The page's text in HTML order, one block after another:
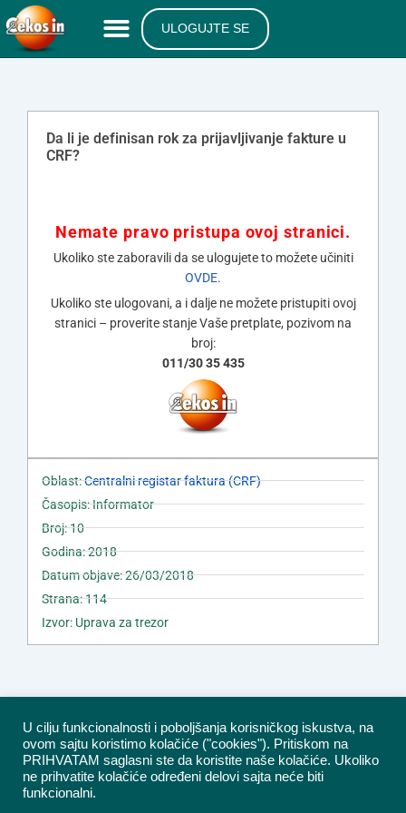
ULOGUJTE SE
Da li je definisan rok za prijavljivanje fakture u
CRF?
Nemate pravo pristupa ovoj stranici.
Ukoliko ste zaboravili da se ulogujete to možete učiniti
OVDE.
Ukoliko ste ulogovani, a i dalje ne možete pristupiti ovoj
stranici – proverite stanje Vaše pretplate, pozivom na
broj:
011/30 35 435
Oblast:Centralni registar faktura (CRF)
Časopis: Informator
Broj: 10
Godina: 2018
Datum objave: 26/03/2018
Strana: 114
Izvor: Uprava za trezor
U cilju funkcionalnosti i poboljšanja korisničkog iskustva, na
ovom sajtu koristimo kolačiće ("cookies"). Pritiskom na
PRIHVATAM saglasni ste da koristite naše kolačiće. Ukoliko
ne prihvatite kolačiće određeni delovi sajta neće biti
funkcionalni.